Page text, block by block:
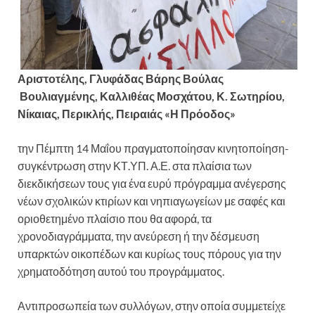
Αριστοτέλης, Γλυφάδας Βάρης Βούλας
Βουλιαγμένης, Καλλιθέας Μοσχάτου, Κ. Σωτηρίου,
Νίκαιας, Περικλής, Πειραιάς «Η Πρόοδος»
την Πέμπτη 14 Μαΐου πραγματοποίησαν κινητοποίηση-
συγκέντρωση στην ΚΤ.ΥΠ. Α.Ε. στα πλαίσια των
διεκδικήσεων τους για ένα ευρύ πρόγραμμα ανέγερσης
νέων σχολικών κτιρίων και νηπιαγωγείων με σαφές και
οριοθετημένο πλαίσιο που θα αφορά, τα
χρονοδιαγράμματα, την ανεύρεση ή την δέσμευση
υπαρκτών οικοπέδων και κυρίως τους πόρους για την
χρηματοδότηση αυτού του προγράμματος.
Αντιπροσωπεία των συλλόγων, στην οποία συμμετείχε